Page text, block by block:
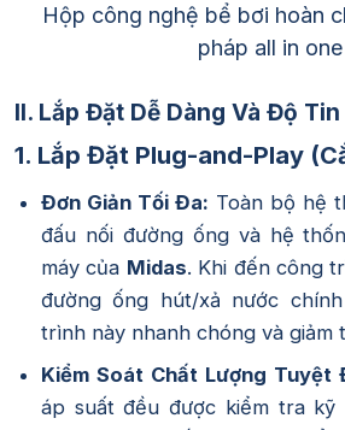
Hộp công nghệ bể bơi hoàn
pháp all in one
II. Lắp Đặt Dễ Dàng Và Độ
1. Lắp Đặt Plug-and-Play
Đơn Giản Tối Đa: Toàn bộ hệ
đấu nối đường ống và hệ
máy của Midas. Khi đến công
đường ống hút/xả nước
trình này nhanh chóng và giảm
Kiểm Soát Chất Lượng Tuyệt
áp suất đều được kiểm tra kỹ